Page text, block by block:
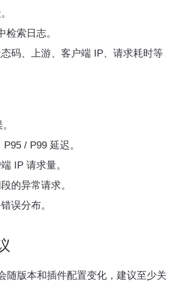
索日志。
码、上游、客户端 IP、请求耗时等
/ P99 延迟。
IP 请求量。
的异常请求。
误分布。
随版本和插件配置变化，建议至少关